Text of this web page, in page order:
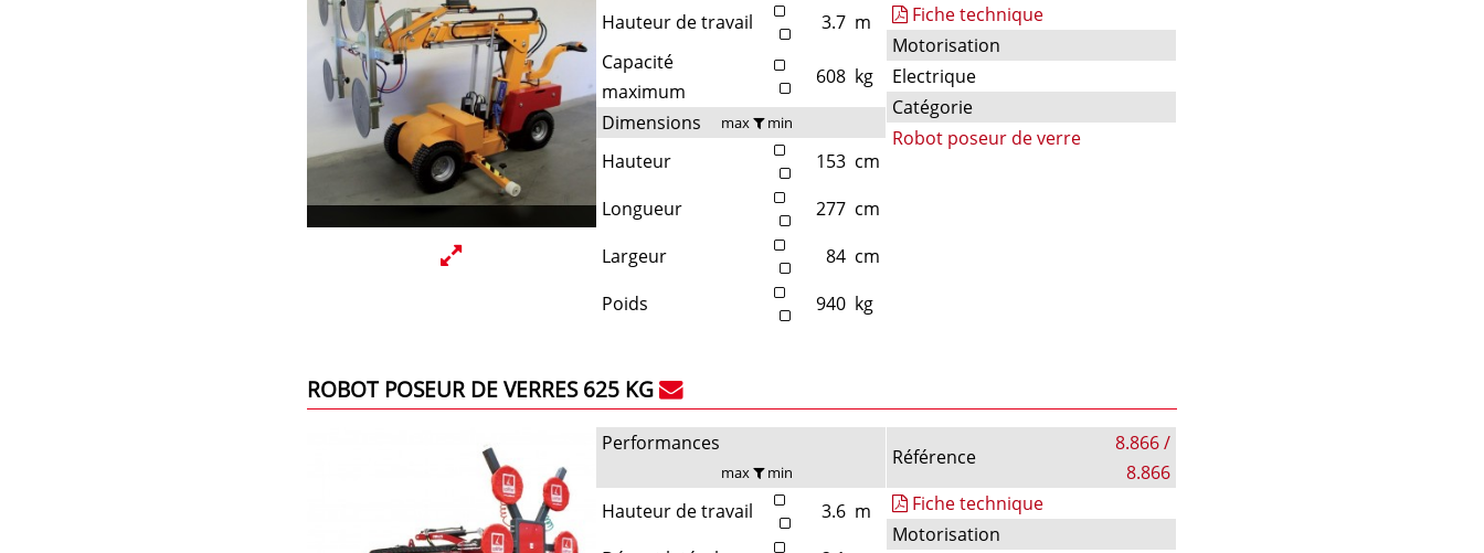
Hauteur de travail 3.7 m
Capacité
maximum
608 kg
Dimensions
max min
Hauteur 153 cm
Longueur
277 cm
Largeur
84 cm
Poids
940 kg
Fiche technique
Motorisation
Electrique
Catégorie
Robot poseur de verre
ROBOT POSEUR DE VERRES 625 KG
Performances
max min
Hauteur de travail 3.6 m
Référence
8.866 /
8.866
Fiche technique
Motorisation